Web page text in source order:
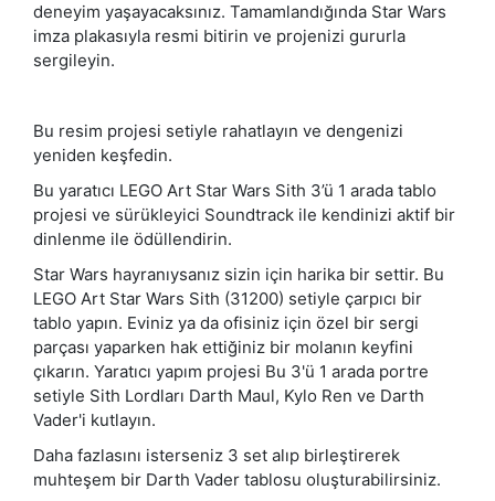
deneyim yaşayacaksınız. Tamamlandığında Star Wars
imza plakasıyla resmi bitirin ve projenizi gururla
sergileyin.
Bu resim projesi setiyle rahatlayın ve dengenizi
yeniden keşfedin.
Bu yaratıcı LEGO Art Star Wars Sith 3’ü 1 arada tablo
projesi ve sürükleyici Soundtrack ile kendinizi aktif bir
dinlenme ile ödüllendirin.
Star Wars hayranıysanız sizin için harika bir settir. Bu
LEGO Art Star Wars Sith (31200) setiyle çarpıcı bir
tablo yapın. Eviniz ya da ofisiniz için özel bir sergi
parçası yaparken hak ettiğiniz bir molanın keyfini
çıkarın. Yaratıcı yapım projesi Bu 3'ü 1 arada portre
setiyle Sith Lordları Darth Maul, Kylo Ren ve Darth
Vader'i kutlayın.
Daha fazlasını isterseniz 3 set alıp birleştirerek
muhteşem bir Darth Vader tablosu oluşturabilirsiniz.